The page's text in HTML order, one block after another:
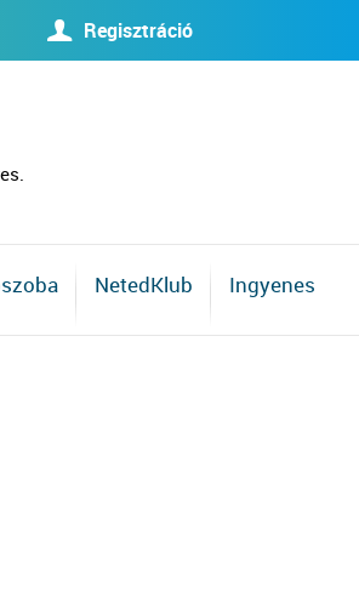
U Regisztráció
NetedKlub Ingyenes